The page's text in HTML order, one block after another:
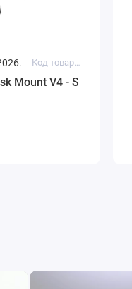
Код товара: VPC-601-007
Mount V4 - S